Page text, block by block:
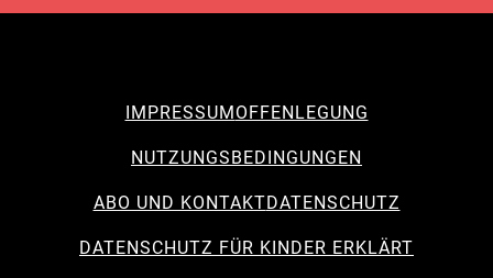
IMPRESSUM OFFENLEGUNG
NUTZUNGSBEDINGUNGEN
ABO UND KONTAKTDATENSCHUTZ
DATENSCHUTZ FÜR KINDER ERKLÄRT